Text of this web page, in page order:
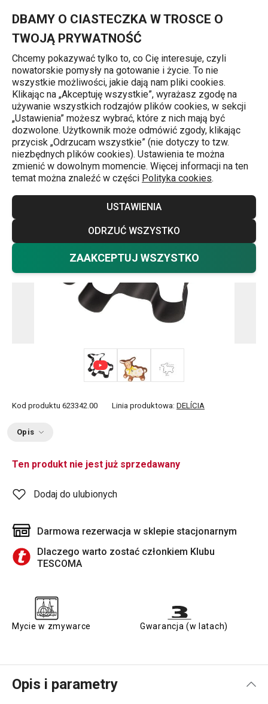
DBAMY O CIASTECZKA W TROSCE O
TWOJĄ PRYWATNOŚĆ
Chcemy pokazywać tylko to, co Cię interesuje, czyli
nowatorskie pomysły na gotowanie i życie. To nie
wszystkie możliwości, jakie dają nam pliki cookies.
Klikając na „Akceptuję wszystkie”, wyrażasz zgodę na
używanie wszystkich rodzajów plików cookies, w sekcji
„Ustawienia” możesz wybrać, które z nich mają być
dozwolone. Użytkownik może odmówić zgody, klikając
przycisk „Odrzucam wszystkie” (nie dotyczy to tzw.
niezbędnych plików cookies). Ustawienia te można
zmienić w dowolnym momencie. Więcej informacji na ten
temat można znaleźć w części Polityka cookies.
USTAWIENIA
ODRZUĆ WSZYSTKO
ZAAKCEPTUJ WSZYSTKO
Strona główna
Forma do pieczenia/wykrawacz
owieczka wielkanocna DELÍCIA
Kod produktu 623342.00 Linia produktowa: DELÍCIA
Opis
Ten produkt nie jest już sprzedawany
Dodaj do ulubionych
Darmowa rezerwacja w sklepie stacjonarnym
Dlaczego warto zostać członkiem Klubu
TESCOMA
Mycie w zmywarce Gwarancja (w latach)
Opis i parametry